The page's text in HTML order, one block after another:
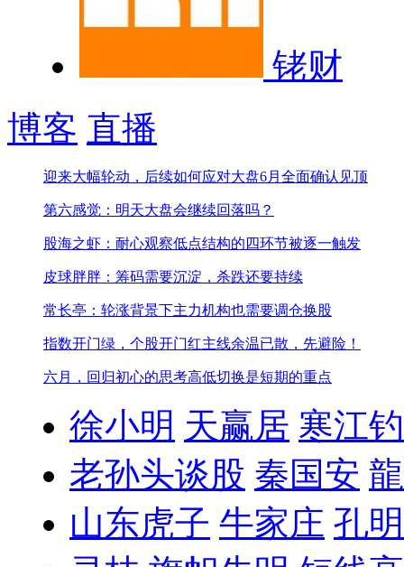
铑财
博客 直播
迎来大幅轮动，后续如何应对大盘6月全面确认见顶
第六感觉：明天大盘会继续回落吗？
股海之虾：耐心观察低点结构的四环节被逐一触发
皮球胖胖：筹码需要沉淀，杀跌还要持续
常长亭：轮涨背景下主力机构也需要调仓换股
指数开门绿，个股开门红主线余温已散，先避险！
六月，回归初心的思考高低切换是短期的重点
徐小明 天赢居 寒江
老孙头谈股 秦国安
山东虎子 牛家庄 孔